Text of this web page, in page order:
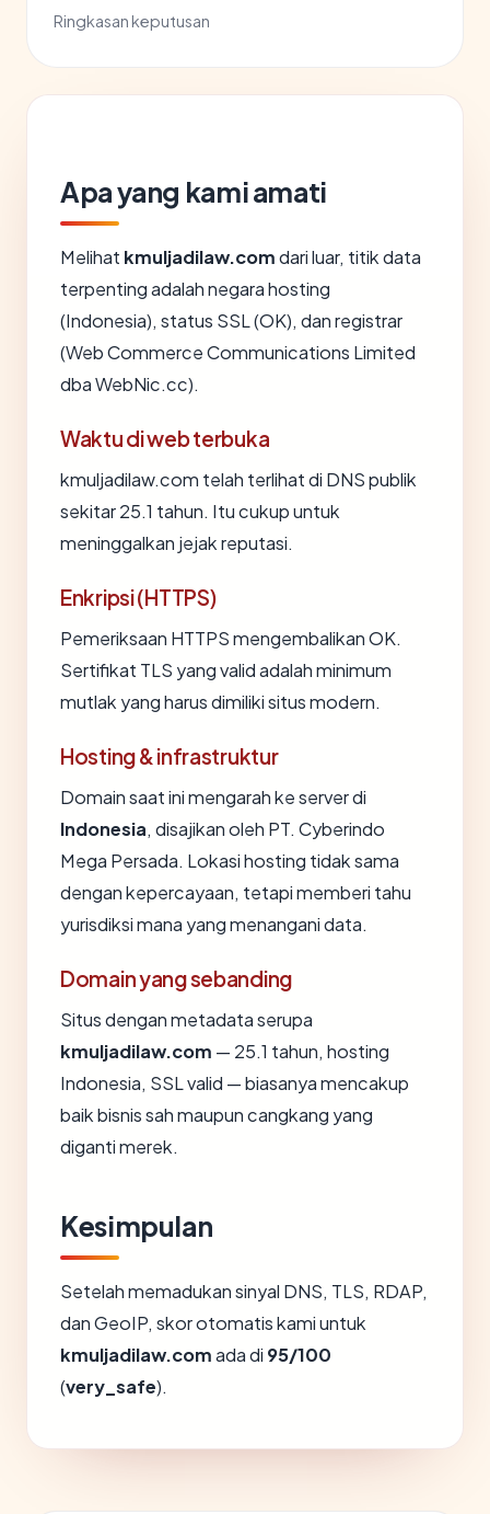
Ringkasan keputusan
Apa yang kami amati
Melihat kmuljadilaw.comdari luar, titik data
terpenting adalah negara hosting
(Indonesia), status SSL (OK), dan registrar
(Web Commerce Communications Limited
dba WebNic.cc).
Waktu di web terbuka
kmuljadilaw.com telah terlihat di DNS publik
sekitar 25.1 tahun. Itu cukup untuk
meninggalkan jejak reputasi.
Enkripsi (HTTPS)
Pemeriksaan HTTPS mengembalikan OK.
Sertifikat TLS yang valid adalah minimum
mutlak yang harus dimiliki situs modern.
Hosting & infrastruktur
Domain saat ini mengarah ke server di
Indonesia, disajikan oleh PT. Cyberindo
Mega Persada. Lokasi hosting tidak sama
dengan kepercayaan, tetapi memberi tahu
yurisdiksi mana yang menangani data.
Domain yang sebanding
Situs dengan metadata serupa
kmuljadilaw.com — 25.1 tahun, hosting
Indonesia, SSL valid — biasanya mencakup
baik bisnis sah maupun cangkang yang
diganti merek.
Kesimpulan
Setelah memadukan sinyal DNS, TLS, RDAP,
dan GeoIP, skor otomatis kami untuk
kmuljadilaw.comada di 95/100
(very_safe).